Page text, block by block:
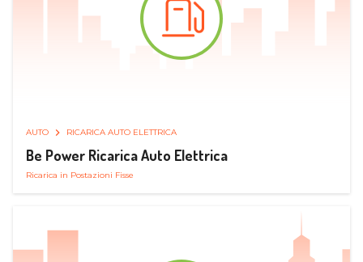
AUTO RICARICA AUTO ELETTRICA
Be Power Ricarica Auto Elettrica
Ricarica in Postazioni Fisse